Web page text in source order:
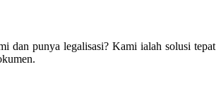
dan punya legalisasi? Kami ialah solusi tepat